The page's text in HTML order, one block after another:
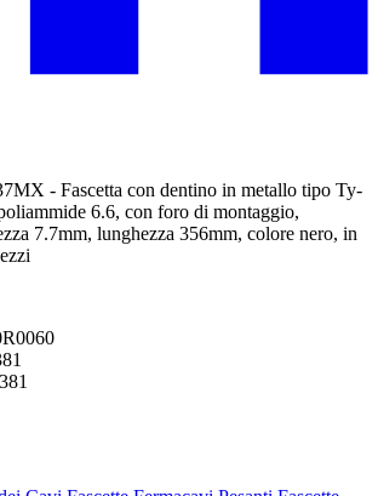
- Fascetta con dentino in metallo tipo Ty-
6.6, con foro di montaggio,
7.7mm, lunghezza 356mm, colore nero, in